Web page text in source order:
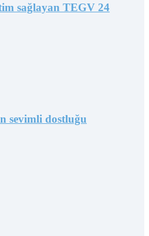
sağlayan TEGV 24
sevimli dostluğu